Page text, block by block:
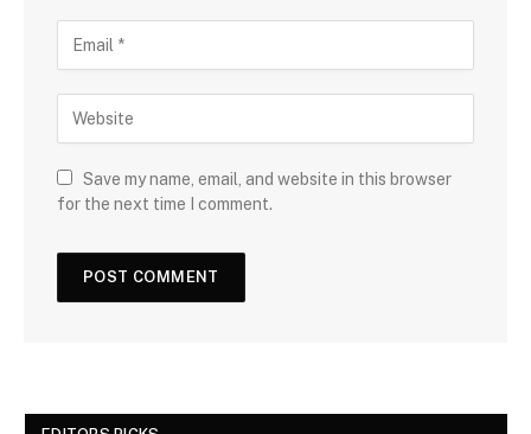
Save my name, email, and website in this browser
for the next time I comment.